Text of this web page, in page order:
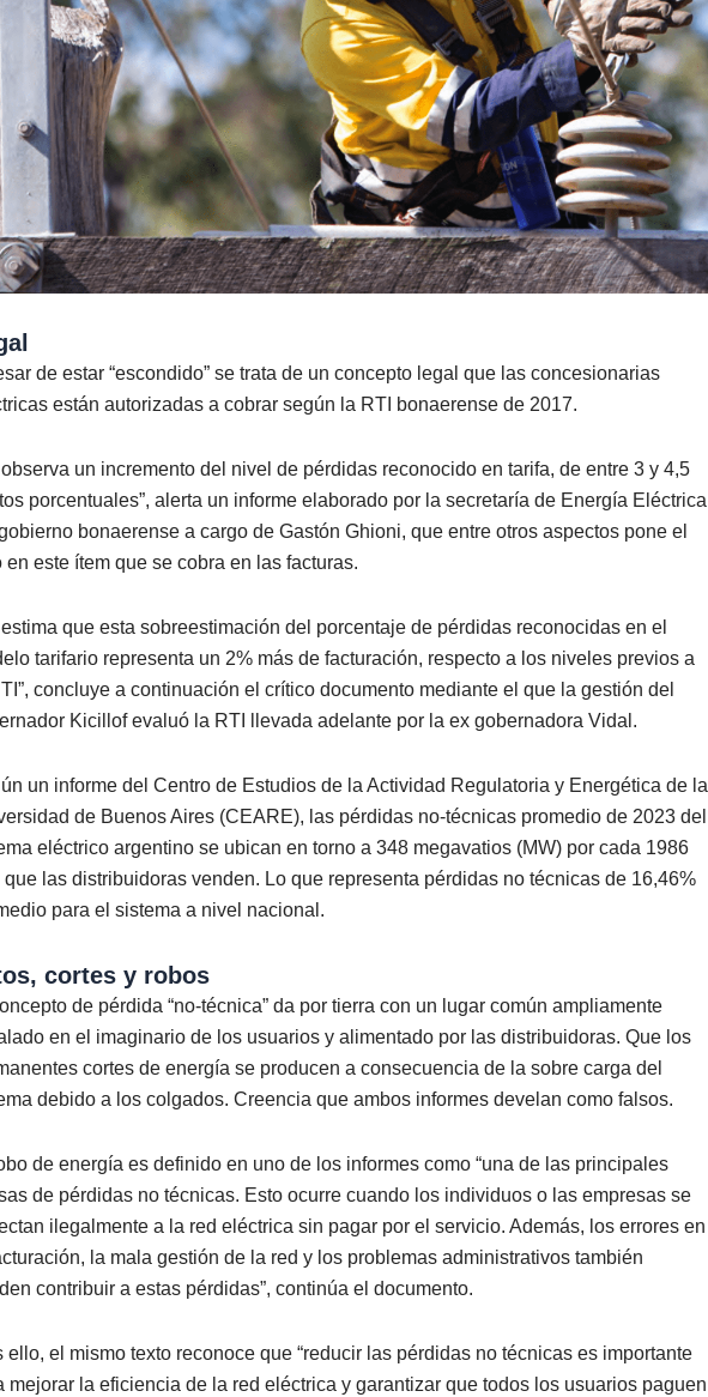
de estar “escondido” se trata de un concepto legal que las concesionarias
están autorizadas a cobrar según la RTI bonaerense de 2017.
observa un incremento del nivel de pérdidas reconocido en tarifa, de entre 3 y 4,5
porcentuales”, alerta un informe elaborado por la secretaría de Energía Eléctrica
bonaerense a cargo de Gastón Ghioni, que entre otros aspectos pone el
en este ítem que se cobra en las facturas.
estima que esta sobreestimación del porcentaje de pérdidas reconocidas en el
tarifario representa un 2% más de facturación, respecto a los niveles previos a
concluye a continuación el crítico documento mediante el que la gestión del
Kicillof evaluó la RTI llevada adelante por la ex gobernadora Vidal.
un informe del Centro de Estudios de la Actividad Regulatoria y Energética de la
de Buenos Aires (CEARE), las pérdidas no-técnicas promedio de 2023 del
eléctrico argentino se ubican en torno a 348 megavatios (MW) por cada 1986
que las distribuidoras venden. Lo que representa pérdidas no técnicas de 16,46%
para el sistema a nivel nacional.
cortes y robos
de pérdida “no-técnica” da por tierra con un lugar común ampliamente
en el imaginario de los usuarios y alimentado por las distribuidoras. Que los
cortes de energía se producen a consecuencia de la sobre carga del
debido a los colgados. Creencia que ambos informes develan como falsos.
de energía es definido en uno de los informes como “una de las principales
de pérdidas no técnicas. Esto ocurre cuando los individuos o las empresas se
ilegalmente a la red eléctrica sin pagar por el servicio. Además, los errores en
la mala gestión de la red y los problemas administrativos también
contribuir a estas pérdidas”, continúa el documento.
ello, el mismo texto reconoce que “reducir las pérdidas no técnicas es importante
mejorar la eficiencia de la red eléctrica y garantizar que todos los usuarios paguen